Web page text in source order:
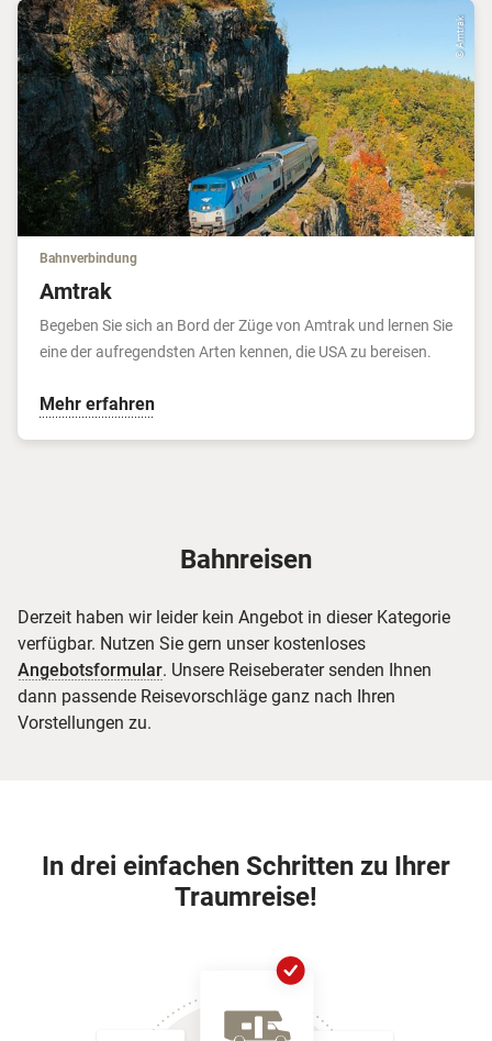
© Amtrak
Bahnverbindung
Amtrak
Begeben Sie sich an Bord der Züge von Amtrak und lernen Sie
eine der aufregendsten Arten kennen, die USA zu bereisen.
Mehr erfahren
Bahnreisen
Derzeit haben wir leider kein Angebot in dieser Kategorie
verfügbar. Nutzen Sie gern unser kostenloses
Angebotsformular. Unsere Reiseberater senden Ihnen
dann passende Reisevorschläge ganz nach Ihren
Vorstellungen zu.
In drei einfachen Schritten zu Ihrer
Traumreise!